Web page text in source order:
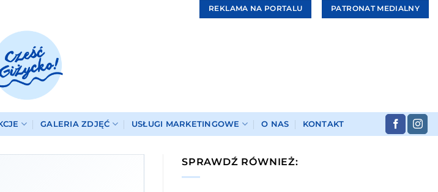
REKLAMA NA PORTALU PATRONAT MEDIALNY
GALERIA ZDJĘĆ USŁUGI MARKETINGOWE O NAS KONTAKT
SPRAWDŹ RÓWNIEŻ: